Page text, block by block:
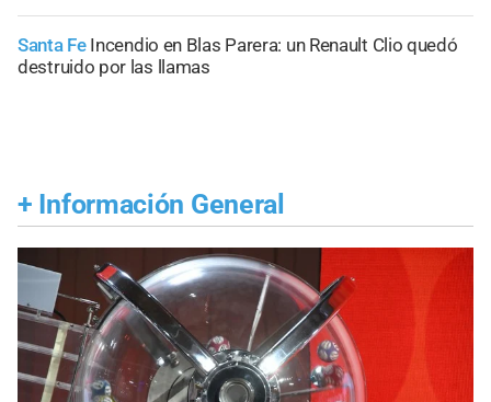
Santa Fe Incendio en Blas Parera: un Renault Clio quedó
destruido por las llamas
+ Información General